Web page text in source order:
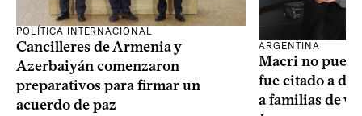
POLÍTICA INTERNACIONAL
Cancilleres de Armenia y
Azerbaiyán comenzaron
preparativos para firmar un
acuerdo de paz
ARGENTINA
Macri no
fue citado a
a familias de